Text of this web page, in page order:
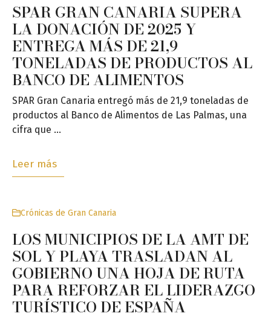
SPAR GRAN CANARIA SUPERA
LA DONACIÓN DE 2025 Y
ENTREGA MÁS DE 21,9
TONELADAS DE PRODUCTOS AL
BANCO DE ALIMENTOS
SPAR Gran Canaria entregó más de 21,9 toneladas de
productos al Banco de Alimentos de Las Palmas, una
cifra que …
Leer más
Crónicas de Gran Canaria
LOS MUNICIPIOS DE LA AMT DE
SOL Y PLAYA TRASLADAN AL
GOBIERNO UNA HOJA DE RUTA
PARA REFORZAR EL LIDERAZGO
TURÍSTICO DE ESPAÑA